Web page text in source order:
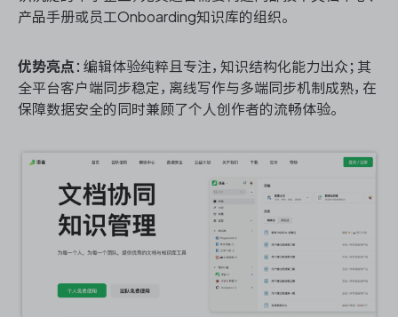
产品手册或员工Onboarding知识库的组织。
优势亮点 ：编辑体验纯粹且专注，知识结构化能力出众；其
全平台客户端同步稳定，离线写作与多端同步机制成熟，在
保障数据安全的同时兼顾了个人创作者的流畅体验。